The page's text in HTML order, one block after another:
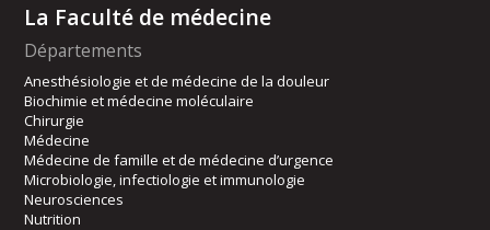
La Faculté de médecine
Départements
Anesthésiologie et de médecine de la douleur
Biochimie et médecine moléculaire
Chirurgie
Médecine
Médecine de famille et de médecine d’urgence
Microbiologie, infectiologie et immunologie
Neurosciences
Nutrition